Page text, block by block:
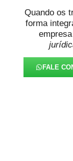
Quando os
forma
FALE